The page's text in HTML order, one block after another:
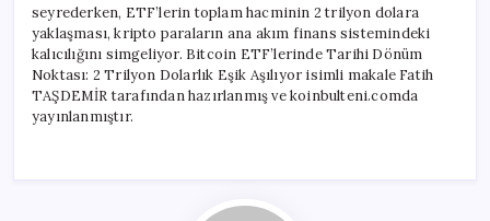
seyrederken, ETF’lerin toplam hacminin 2 trilyon dolara
yaklaşması, kripto paraların ana akım finans sistemindeki
kalıcılığını simgeliyor. Bitcoin ETF’lerinde Tarihi Dönüm
Noktası: 2 Trilyon Dolarlık Eşik Aşılıyor isimli makale Fatih
TAŞDEMİR tarafından hazırlanmış ve koinbulteni.comda
yayınlanmıştır.